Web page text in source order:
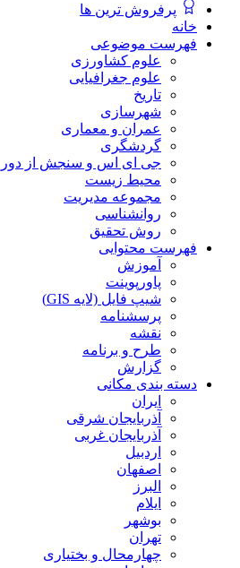
پرفروش ترین ها
خانه
فهرست موضوعی
علوم کشاورزی
علوم جغرافیایی
تاریخ
شهرسازی
عمران و معماری
گردشگری
جی ای اس و سنجش از دور
محیط زیست
مجموعه مدیریت
روانشناسی
روش تحقیق
فهرست محتوایی
آموزش
پاورپوینت
شیپ فایل (لایه GIS)
پرسشنامه
نقشه
طرح و برنامه
گزارش
دسته بندی مکانی
ایران
آذربایجان شرقی
آذربایجان غربی
اردبیل
اصفهان
البرز
ایلام
بوشهر
تهران
چهارمحال و بختیاری